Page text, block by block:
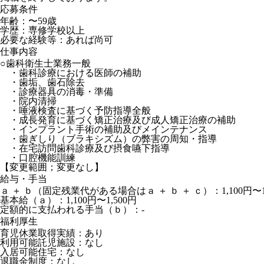
応募条件
年齢：〜59歳
学歴：専修学校以上
必要な経験等：あれば尚可
仕事内容
○歯科衛生士業務一般
・歯科診療における医師の補助
・歯垢、歯石除去
・診療器具の消毒・準備
・院内清掃
・唾液検査に基づく予防指導全般
・成長発育に基づく矯正治療及び成人矯正治療の補助
・インプラント手術の補助及びメインテナンス
・歯ぎしり（ブラキシズム）の弊害の周知・指導
・在宅訪問歯科診療及び摂食嚥下指導
・口腔機能訓
【変更範囲；変更なし】
給与・手当
ａ ＋ ｂ（固定残業代がある場合はａ ＋ ｂ ＋ ｃ）：1,100円〜
基本給（ａ）：1,100円〜1,500円
定額的に支払われる手当（ｂ）：-
福利厚生
育児休業取得実績：あり
利用可能託児施設：なし
入居可能住宅：なし
退職金制度：なし